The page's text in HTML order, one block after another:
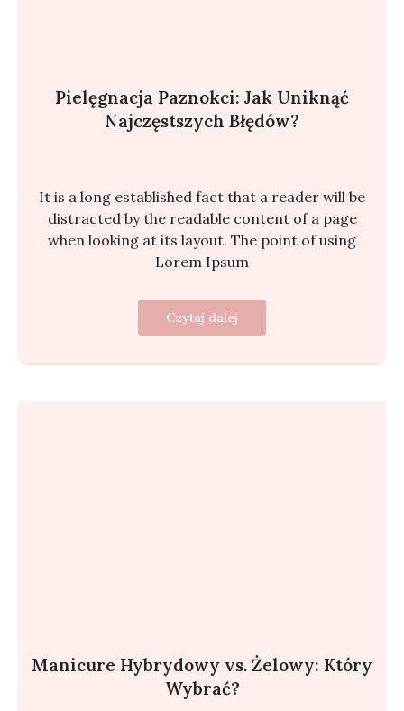
Pielęgnacja Paznokci: Jak Uniknąć
Najczęstszych Błędów?
It is a long established fact that a reader will be
distracted by the readable content of a page
when looking at its layout. The point of using
Lorem Ipsum
Czytaj dalej
Manicure Hybrydowy vs. Żelowy: Który
Wybrać?